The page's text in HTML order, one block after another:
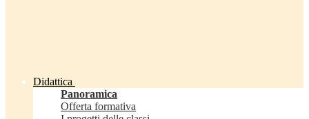
Didattica
Panoramica
Offerta formativa